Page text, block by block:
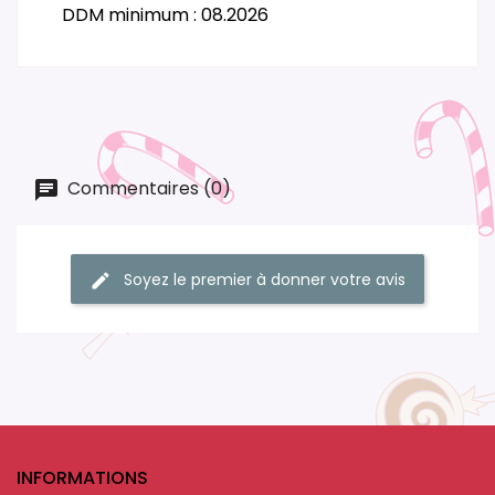
DDM minimum : 08.2026
Commentaires (0)
Soyez le premier à donner votre avis
INFORMATIONS